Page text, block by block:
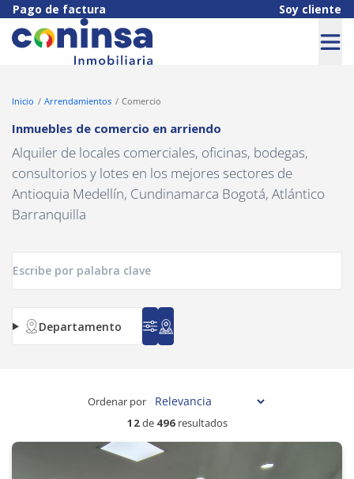
Pago de factura Soy cliente
Inicio Arrendamientos Comercio
Inmuebles de comercio en arriendo
Alquiler de locales comerciales, oficinas, bodegas,
consultorios y lotes en los mejores sectores de
Antioquia Medellín, Cundinamarca Bogotá, Atlántico
Barranquilla
Departamento
12de 496resultados
Ordenar por
Navigated to Inmuebles de comercio en arriendo